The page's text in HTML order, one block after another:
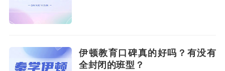
伊顿教育口碑真的好吗？有没有
全封闭的班型？